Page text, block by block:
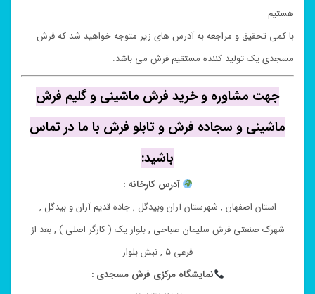
هستیم
با کمی تحقیق و مراجعه به آدرس های زیر متوجه خواهید شد که فرش
مسجدی یک تولید کننده مستقیم فرش می باشد.
جهت مشاوره و خرید فرش ماشینی و گلیم فرش
ماشینی و سجاده فرش و تابلو فرش با ما در تماس
باشید:
آدرس کارخانه :
استان اصفهان , شهرستان آران وبیدگل , جاده قدیم آران و بیدگل ,
شهرک صنعتی فرش سلیمان صباحی , بلوار یک ( کارگر اصلی ) , بعد از
فرعی ۵ , نبش بلوار
نمایشگاه مرکزی فرش مسجدی :